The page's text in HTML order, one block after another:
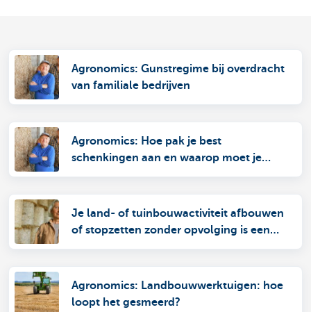
Agronomics: Gunstregime bij overdracht
van familiale bedrijven
Agronomics: Hoe pak je best
schenkingen aan en waarop moet je
Je land- of tuinbouwactiviteit afbouwen
of stopzetten zonder opvolging is een
goede weg en staat voor je klaar met de
juiste oplossingen. Met jarenlange
Agronomics: Landbouwwerktuigen: hoe
loopt het gesmeerd?